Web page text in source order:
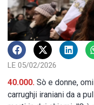
LE 05/02/2026
40.000. Sò e donne,
carrughji iraniani da a